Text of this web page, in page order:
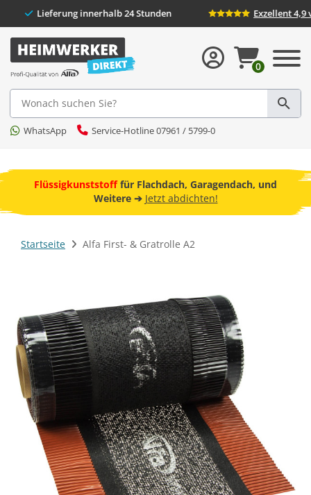
Lieferung innerhalb 24 Stunden
Suche
WhatsApp Service-Hotline 07961 / 5799-0
0
Garagendach, und
Freunde werben und 10
Startseite Alfa First- & Gratrolle A2